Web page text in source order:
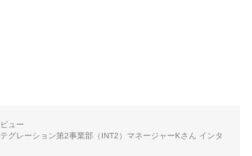
ュー
グレーション第2事業部（INT2）マネージャーKさん インタ